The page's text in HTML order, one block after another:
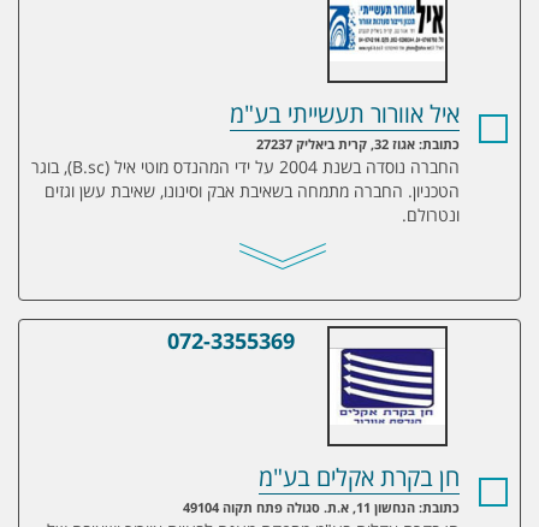
איל אוורור תעשייתי בע"מ
כתובת: אגוז 32, קרית ביאליק 27237
החברה נוסדה בשנת 2004 על ידי המהנדס מוטי איל (B.sc), בוגר
הטכניון. החברה מתמחה בשאיבת אבק וסינונו, שאיבת עשן וגזים
ונטרולם.
חן בקרת אקלים בע"מ
072-3355369
חן בקרת אקלים בע"מ
כתובת: הנחשון 11, א.ת. סגולה פתח תקוה 49104